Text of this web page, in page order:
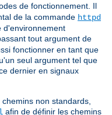
de fonctionnement. Il
de la commande httpd
d'environnement
tout argument de
fonctionner en tant que
seul argument tel que
dernier en signaux
non standards,
afin de définir les chemins